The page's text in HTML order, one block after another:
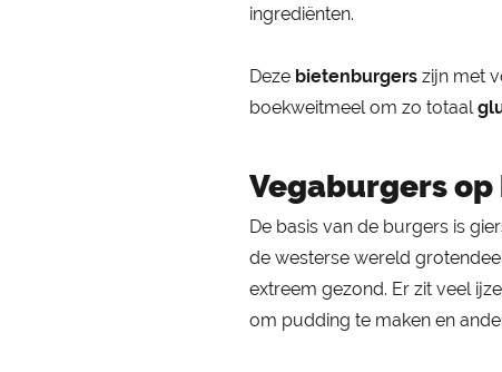
ingrediënten.
Deze bietenburgers zijn met
boekweitmeel om zo totaal
Vegaburgers
De basis van de burgers is
de westerse wereld
extreem gezond. Er zit veel
om pudding te maken en